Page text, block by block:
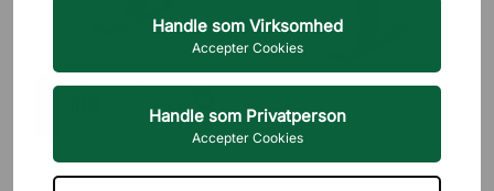
Handle som Virksomhed
Accepter Cookies
Handle som Privatperson
Accepter Cookies
BRIZLEY